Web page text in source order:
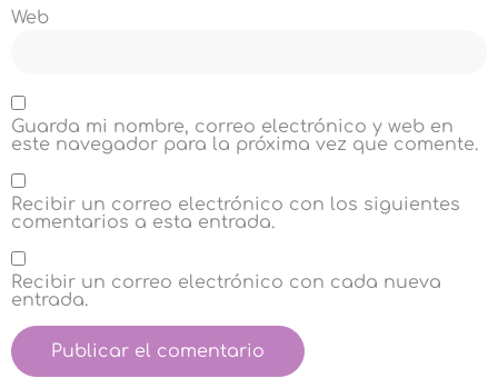
Web
Guarda mi nombre, correo electrónico y web en
este navegador para la próxima vez que comente.
Recibir un correo electrónico con los siguientes
comentarios a esta entrada.
Recibir un correo electrónico con cada nueva
entrada.